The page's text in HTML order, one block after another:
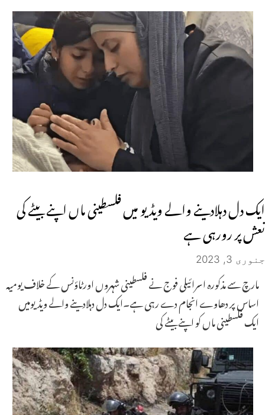
ایک دل دہلادینے والے ویڈیو میں فلسطینی ماں اپنے بیٹے کی
نعش پر رورہی ہے
جنوری 3, 2023
مارچ سے مذکورہ اسرائیلی فوج نے فلسطینی شہروں اورٹاؤنس کے خلاف یومیہ
اساس پر دھاوے انجام دے رہی ہے۔ایک دل دہلادینے والے ویڈیومیں
ایک فلسطینی ماں کو اپنے بیٹے کی